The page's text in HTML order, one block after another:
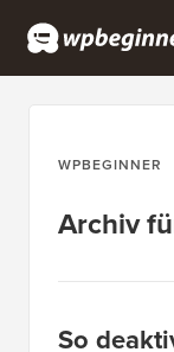
WPBEGINNER
Archiv
So